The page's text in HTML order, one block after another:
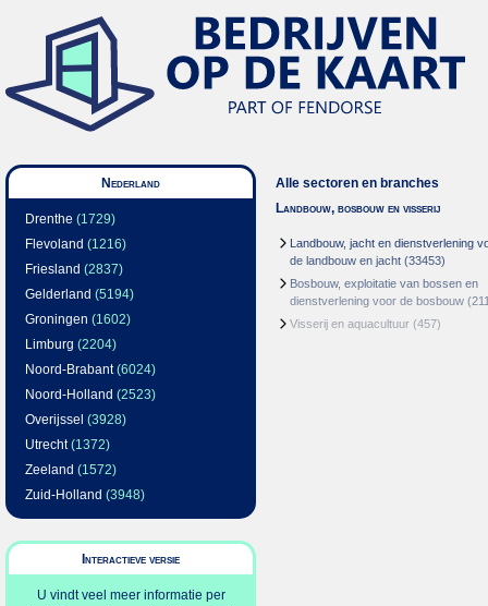
Nederland
Drenthe (1729)
Flevoland (1216)
Friesland (2837)
Gelderland (5194)
Groningen (1602)
Limburg (2204)
Noord-Brabant(6024)
Noord-Holland (2523)
Overijssel (3928)
Utrecht(1372)
Zeeland (1572)
Zuid-Holland (3948)
Interactieve versie
U vindt veel meer informatie per
Alle sectoren en branches
Landbouw, bosbouw en visserij
Landbouw, jacht en dienstverlening
de landbouw en jacht (33453)
Bosbouw, exploitatie van bossen en
dienstverlening voor de bosbouw
Visserij en aquacultuur (457)